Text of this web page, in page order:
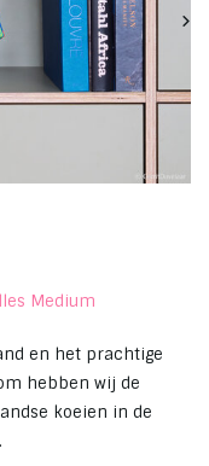
Medium
en het prachtige
hebben wij de
koeien in de